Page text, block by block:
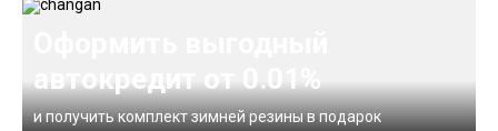
автокредит от 0.01%
и получить комплект зимней резины в подарок